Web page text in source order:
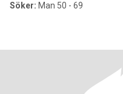
Söker: Man 50 - 69